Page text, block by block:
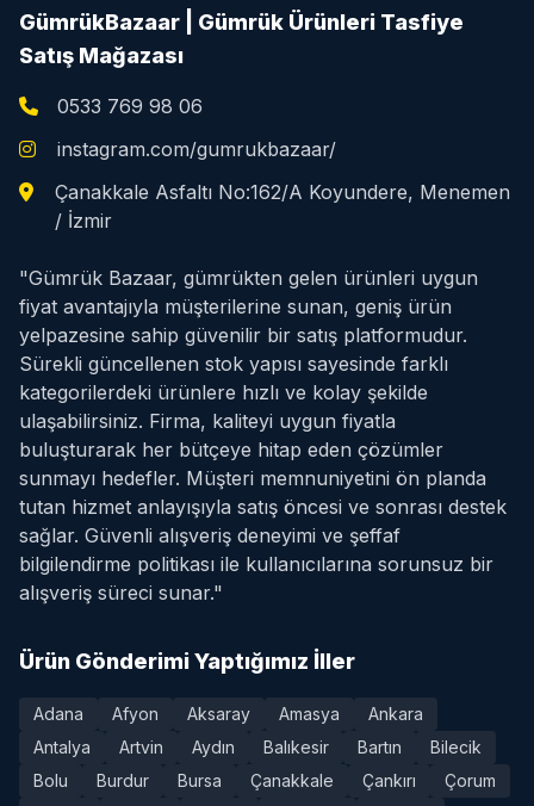
GümrükBazaar | Gümrük Ürünleri Tasfiye
Satış Mağazası
0533 769 98 06
instagram.com/gumrukbazaar/
Çanakkale Asfaltı No:162/A Koyundere, Menemen
/ İzmir
"Gümrük Bazaar, gümrükten gelen ürünleri uygun
fiyat avantajıyla müşterilerine sunan, geniş ürün
yelpazesine sahip güvenilir bir satış platformudur.
Sürekli güncellenen stok yapısı sayesinde farklı
kategorilerdeki ürünlere hızlı ve kolay şekilde
ulaşabilirsiniz. Firma, kaliteyi uygun fiyatla
buluşturarak her bütçeye hitap eden çözümler
sunmayı hedefler. Müşteri memnuniyetini ön planda
tutan hizmet anlayışıyla satış öncesi ve sonrası destek
sağlar. Güvenli alışveriş deneyimi ve şeffaf
bilgilendirme politikası ile kullanıcılarına sorunsuz bir
alışveriş süreci sunar."
Ürün Gönderimi Yaptığımız İller
Adana Afyon Aksaray Amasya
Ankara
Antalya
Artvin Aydın Balıkesir Bartın
Bilecik
Bolu
Burdur Bursa Çanakkale Çankırı
Çorum